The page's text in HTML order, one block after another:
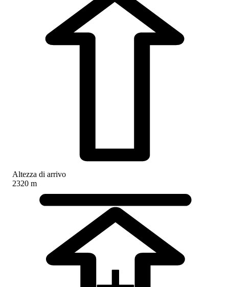
Altezza di arrivo
2320 m